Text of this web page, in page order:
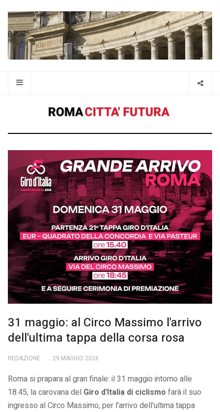
31 maggio: al Circo Massimo l'arrivo
dell'ultima tappa della corsa rosa
REDAZIONE 29 MAGGIO 2026
Roma si prapara al gran finale: il 31 maggio intorno alle
18.45, la carovana del Giro d'Italia di ciclismo farà il suo
ingresso al Circo Massimo, per l'arrivo dell'ultima tappa